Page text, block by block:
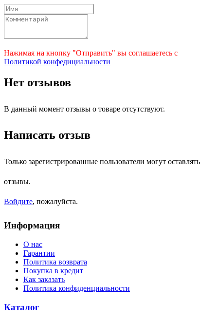
Нажимая на кнопку "Отправить" вы соглашаетесь с
Политикой конфедициальности
Нет отзывов
В данный момент отзывы о товаре отсутствуют.
Написать отзыв
Только зарегистрированные пользователи могут оставлять
отзывы.
Войдите, пожалуйста.
Информация
О нас
Гарантии
Политика возврата
Покупка в кредит
Как заказать
Политика конфиденциальности
Каталог